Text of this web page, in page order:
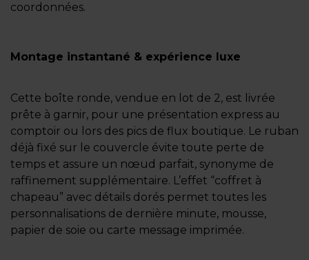
coordonnées.
Montage instantané & expérience luxe
Cette boîte ronde, vendue en lot de 2, est livrée
prête à garnir, pour une présentation express au
comptoir ou lors des pics de flux boutique. Le ruban
déjà fixé sur le couvercle évite toute perte de
temps et assure un nœud parfait, synonyme de
raffinement supplémentaire. L’effet “coffret à
chapeau” avec détails dorés permet toutes les
personnalisations de dernière minute, mousse,
papier de soie ou carte message imprimée.